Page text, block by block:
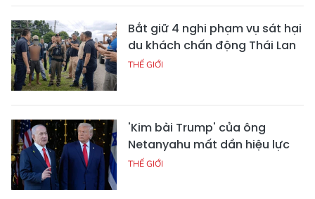
Bắt giữ 4 nghi phạm vụ sát hại
du khách chấn động Thái Lan
THẾ GIỚI
'Kim bài Trump' của ông
Netanyahu mất dần hiệu lực
THẾ GIỚI